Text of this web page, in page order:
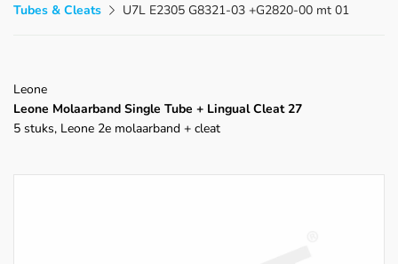
Tubes & Cleats
U7L E2305 G8321-03 +G2820-00 mt 01
Leone
Leone Molaarband Single Tube + Lingual Cleat 27
5 stuks, Leone 2e molaarband + cleat